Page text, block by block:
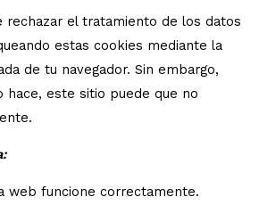
rechazar el tratamiento de los datos
estas cookies mediante la
de tu navegador. Sin embargo,
hace, este sitio puede que no
web funcione correctamente.